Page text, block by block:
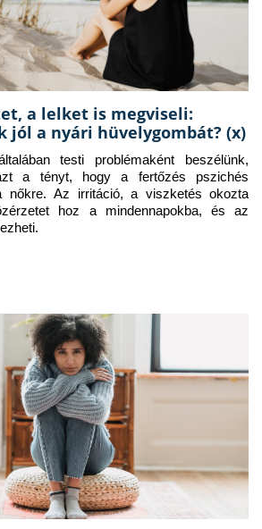
a lelket is megviseli:
jól a nyári hüvelygombát? (x)
testi problémaként beszélünk,
a tényt, hogy a fertőzés pszichés
nőkre. Az irritáció, a viszketés okozta
hoz a mindennapokba, és az